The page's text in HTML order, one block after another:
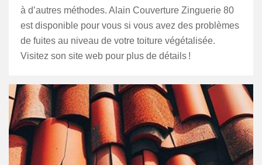
à d’autres méthodes. Alain Couverture Zinguerie 80
est disponible pour vous si vous avez des problèmes
de fuites au niveau de votre toiture végétalisée.
Visitez son site web pour plus de détails !